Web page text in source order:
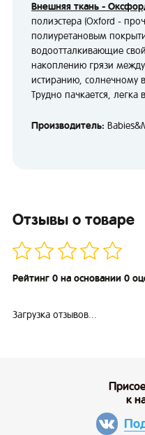
Внешняя ткань -
полиэстера (Oxford -
полиуретановым
водоотталкивающие
накоплению грязи
истиранию, солнечному
Трудно пачкается, легка
Производитель:
Отзывы о товаре
Рейтинг 0 на основании 0
Загрузка отзывов...
к